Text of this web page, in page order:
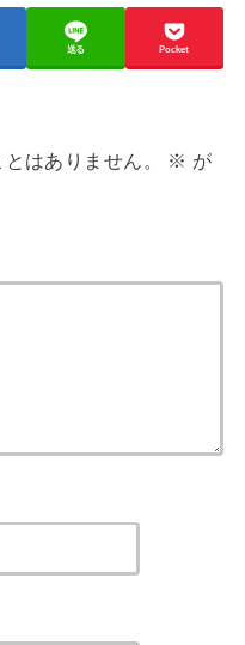
送る Pocket
はありません。 ※ が